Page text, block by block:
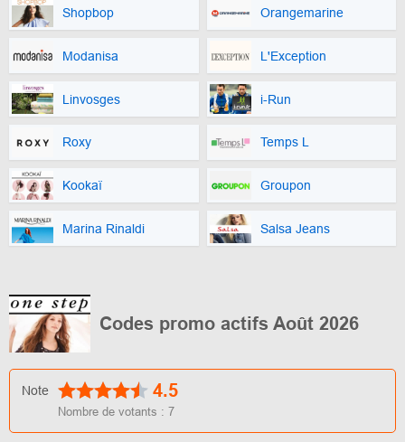
Shopbop Orangemarine
Modanisa L'Exception
Linvosges i-Run
Roxy Temps L
Kookaï Groupon
Marina Rinaldi Salsa Jeans
Codes promo actifs Août 2026
Note 4.5
Nombre de votants : 7